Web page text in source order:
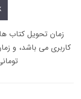
تومانی حداکثر